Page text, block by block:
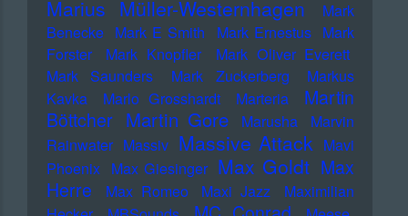
Marius Müller-Westernhagen
Mark
Benecke Mark E Smith Mark Ernestus Mark
Forster
Mark Knopfler
Mark Oliver Everett
Mark Saunders
Mark Zuckerberg
Markus
Kavka
Marlo Grosshardt Marteria
Martin
Böttcher Martin Gore Marusha
Marvin
Rainwater Massiv Massive Attack Mavi
Phoenix Max Giesinger Max Goldt Max
Herre
Max Romeo Maxi Jazz
Maximilian